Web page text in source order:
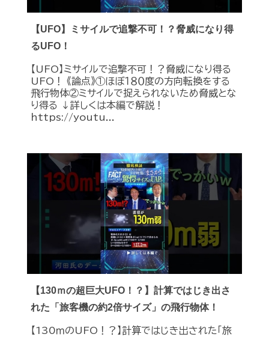
【UFO】ミサイルで追撃不可！？脅威になり得
るUFO！
【UFO】ミサイルで追撃不可！？脅威になり得る
UFO！ 《論点》①ほぼ１８０度の方向転換をする
飛行物体②ミサイルで捉えられないため脅威とな
り得る ↓詳しくは本編で解説！
https://youtu...
【130ｍの超巨大UFO！？】計算ではじき出さ
れた「旅客機の約2倍サイズ」の飛行物体！
【130ｍのUFO！？】計算ではじき出された「旅